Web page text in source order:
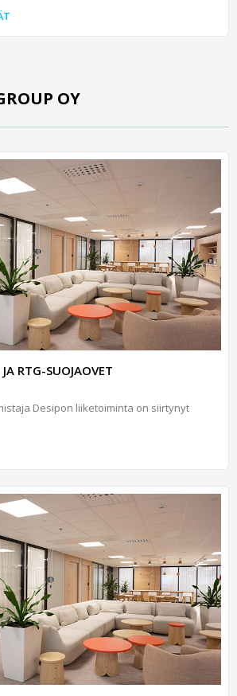
OY
RTG-SUOJAOVET
Desipon liike­toiminta on siirtynyt